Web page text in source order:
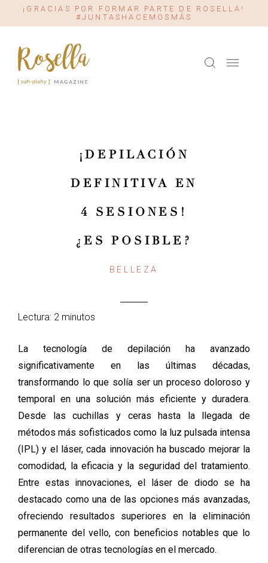
¡GRACIAS POR FORMAR PARTE DE ROSELLA!
#JUNTASHACEMOSMÁS
¡DEPILACIÓN
DEFINITIVA EN
4 SESIONES!
¿ES POSIBLE?
BELLEZA
Lectura: 2 minutos
La tecnología de depilación ha avanzado
significativamente en las últimas décadas,
transformando lo que solía ser un proceso doloroso y
temporal en una solución más eficiente y duradera.
Desde las cuchillas y ceras hasta la llegada de
métodos más sofisticados como la luz pulsada intensa
(IPL) y el láser, cada innovación ha buscado mejorar la
comodidad, la eficacia y la seguridad del tratamiento.
Entre estas innovaciones, el láser de diodo se ha
destacado como una de las opciones más avanzadas,
ofreciendo resultados superiores en la eliminación
permanente del vello, con beneficios notables que lo
diferencian de otras tecnologías en el mercado.